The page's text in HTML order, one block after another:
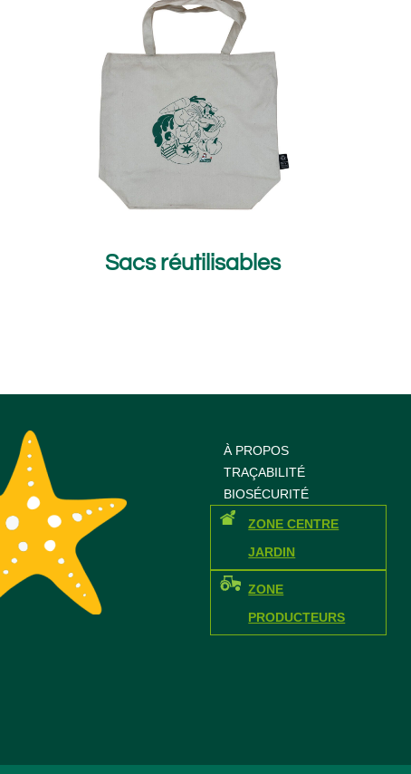
Sacs réutilisables
À PROPOS
TRAÇABILITÉ
BIOSÉCURITÉ
ZONE CENTRE
JARDIN
ZONE
PRODUCTEURS